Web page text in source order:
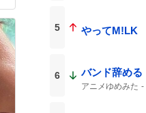
5 やってM!LK
6 バンド辞める
アニメゆめみた